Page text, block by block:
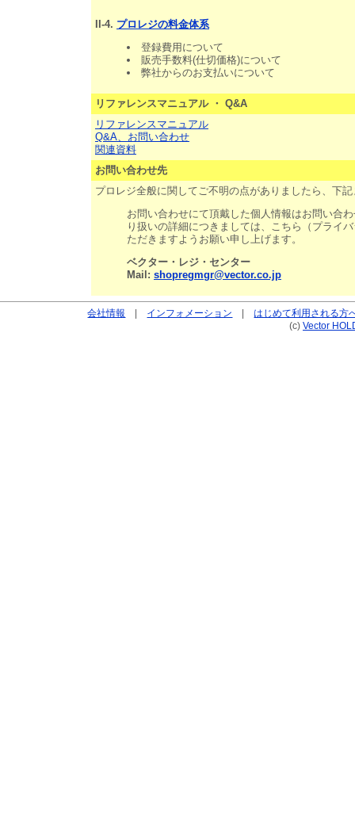
II-4. プロレジの料金体系
登録費用について
販売手数料(仕切価格)について
弊社からのお支払いについて
リファレンスマニュアル ・ Q&A
リファレンスマニュアル
Q&A、お問い合わせ
関連資料
お問い合わせ先
プロレジ全般に関してご不明の点がありましたら、下
お問い合わせにて頂戴した個人情報はお問い合
り扱いの詳細につきましては、こちら（プライ
ただきますようお願い申し上げます。
ベクター・レジ・センター
Mail: shopregmgr@vector.co.jp
会社情報 | インフォメーション |はじめて利用される方
(c) Vector